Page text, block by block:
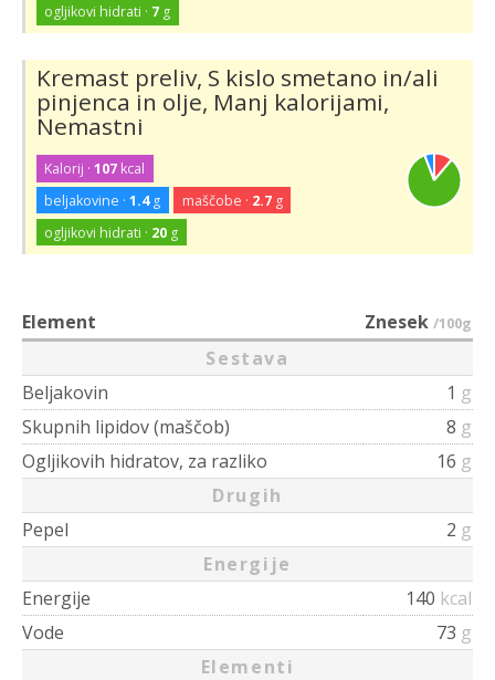
ogljikovi hidrati · 7 g
Kremast preliv, S kislo smetano in/ali
pinjenca in olje, Manj kalorijami,
Nemastni
Kalorij ·107 kcal
beljakovine ·1.4g maščobe · 2.7g
ogljikovi hidrati · 20 g
Element Znesek /100g
Sestava
Beljakovin
1 g
Skupnih lipidov (maščob)
8 g
Ogljikovih hidratov, za razliko
16 g
Drugih
Pepel
2 g
Energije
Energije
140 kcal
Vode
73 g
Elementi